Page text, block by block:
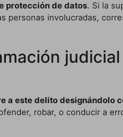
protección de datos. Si la
personas involucradas,
a este delito designándolo
robar, o conducir a